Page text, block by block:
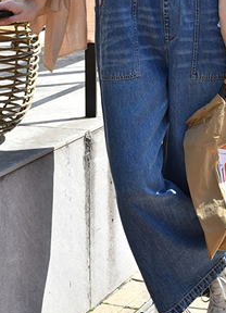
す
ジャケット
コート
その他アウター